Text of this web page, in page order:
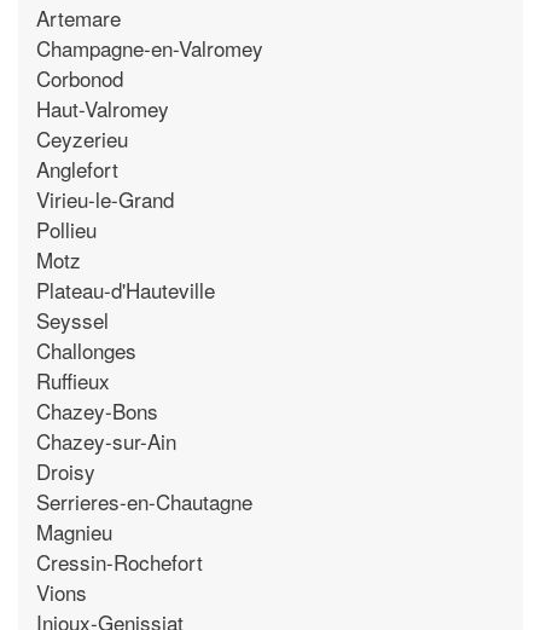
Artemare
Champagne-en-Valromey
Corbonod
Haut-Valromey
Ceyzerieu
Anglefort
Virieu-le-Grand
Pollieu
Motz
Plateau-d'Hauteville
Seyssel
Challonges
Ruffieux
Chazey-Bons
Chazey-sur-Ain
Droisy
Serrieres-en-Chautagne
Magnieu
Cressin-Rochefort
Vions
Injoux-Genissiat